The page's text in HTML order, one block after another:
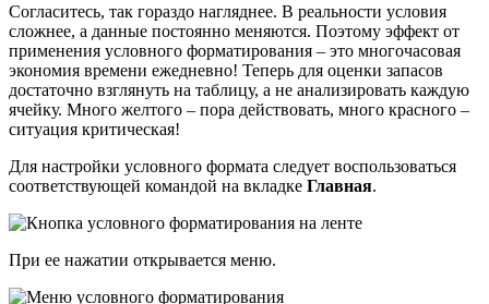
Согласитесь, так гораздо нагляднее. В реальности условия
сложнее, а данные постоянно меняются. Поэтому эффект от
применения условного форматирования – это многочасовая
экономия времени ежедневно! Теперь для оценки запасов
достаточно взглянуть на таблицу, а не анализировать каждую
ячейку. Много желтого – пора действовать, много красного –
ситуация критическая!
Для настройки условного формата следует воспользоваться
соответствующей командой на вкладке Главная.
При ее нажатии открывается меню.